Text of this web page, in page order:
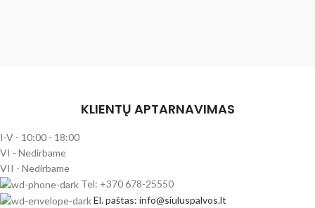
KLIENTŲ APTARNAVIMAS
I-V - 10:00 - 18:00
VI - Nedirbame
VII - Nedirbame
Tel: +370 678-25550
El. paštas: info@siuluspalvos.lt